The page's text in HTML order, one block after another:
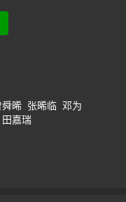
舜晞 张晞临 邓为
田嘉瑞